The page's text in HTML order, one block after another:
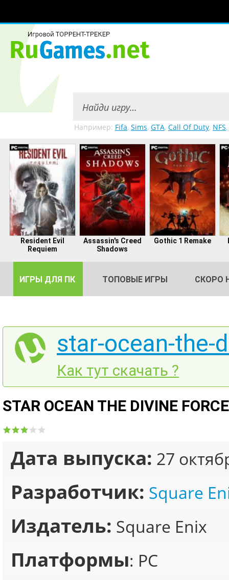
Например: Fifa, Sims, GTA, Call Of Duty, NFS,
Resident Evil
Requiem
Assassin's Creed
Shadows
Gothic 1 Remake
ИГРЫ ДЛЯ ПК ТОПОВЫЕ ИГРЫ СКОРО
star-ocean-the-
Как тут скачать ?
STAR OCEAN THE DIVINE
Дата выпуска: 27
Разработчик: Square
Издатель: Square Enix
Платформы: PC